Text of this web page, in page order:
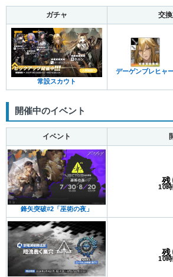
ガチャ 交
常設スカウト
デーゲンブレヒャ
開催中のイベント
イベント
鋒矢突破#2「巫術の夜」
残
10
残
10